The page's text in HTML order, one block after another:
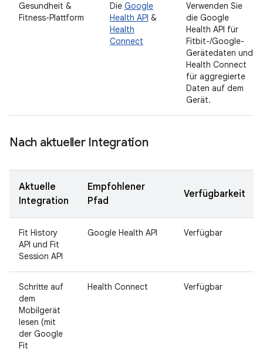
Gesundheit &
Fitness-Plattform
Die Google
Health API &
Health
Connect
Verwenden Sie
die Google
Health API für
Fitbit-/Google-
Gerätedaten und
Health Connect
für aggregierte
Daten auf dem
Gerät.
Nach aktueller Integration
Aktuelle
Integration
Empfohlener
Pfad
Verfügbarkeit
Fit History
API und Fit
Session API
Google Health API Verfügbar
Schritte auf
dem
Mobilgerät
lesen (mit
der Google
Fit
Health Connect Verfügbar